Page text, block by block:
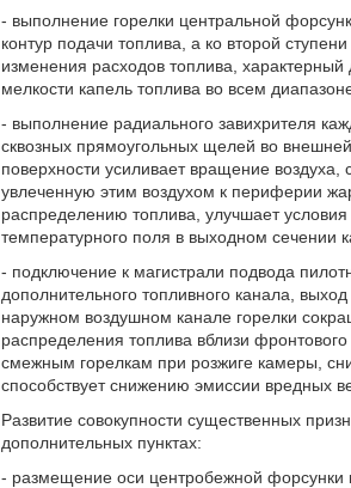
- выполнение горелки центральной
контур подачи топлива, а ко второй
изменения расходов топлива,
мелкости капель топлива во всем
- выполнение радиального завихрителя
сквозных прямоугольных щелей во
поверхности усиливает вращение воздуха,
увлеченную этим воздухом к периферии
распределению топлива, улучшает
температурного поля в выходном
- подключение к магистрали подвода
дополнительного топливного канала,
наружном воздушном канале горелки
распределения топлива вблизи
смежным горелкам при розжиге камеры,
способствует снижению эмиссии вредных
Развитие совокупности существенных
дополнительных пунктах:
- размещение оси центробежной форсунки